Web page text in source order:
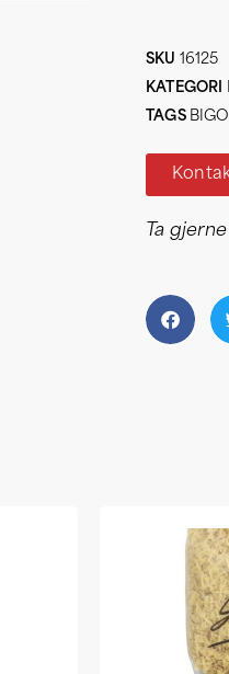
SKU 16125
KATEGORI
TAGS
Ta gjerne